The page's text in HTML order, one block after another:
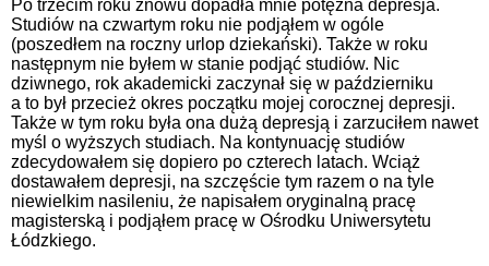
Po trzecim roku znowu dopadła mnie potężna depresja.
Studiów na czwartym roku nie podjąłem w ogóle
(poszedłem na roczny urlop dziekański). Także w roku
następnym nie byłem w stanie podjąć studiów. Nic
dziwnego, rok akademicki zaczynał się w październiku
a to był przecież okres początku mojej corocznej depresji.
Także w tym roku była ona dużą depresją i zarzuciłem nawet
myśl o wyższych studiach. Na kontynuację studiów
zdecydowałem się dopiero po czterech latach. Wciąż
dostawałem depresji, na szczęście tym razem o na tyle
niewielkim nasileniu, że napisałem oryginalną pracę
magisterską i podjąłem pracę w Ośrodku Uniwersytetu
Łódzkiego.